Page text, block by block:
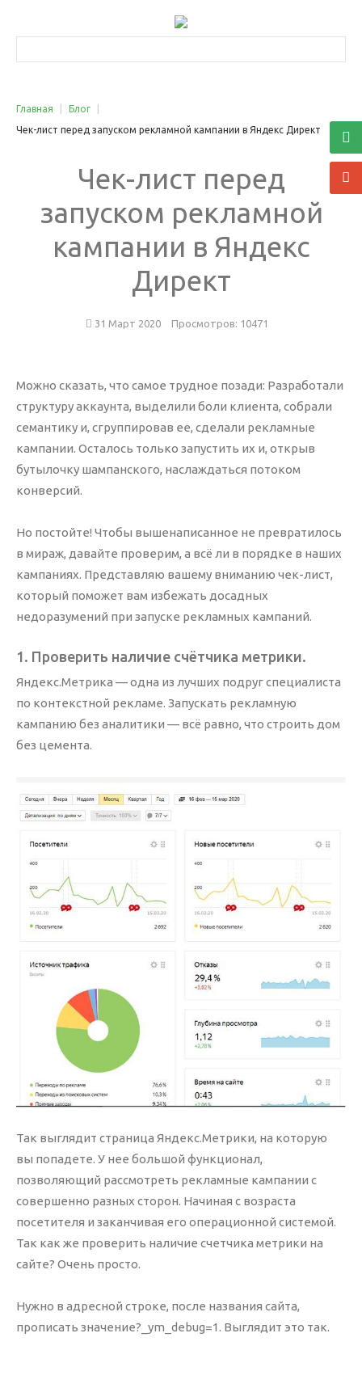
Трафик
Яндекс Директ
Google AdWords
Ретаргетинг (ремаркетинг)
Реклама в соцсетях
Яндекс Маркет
Аналитика
Веб-аналитика
Коллтрекинг
Аудит сайта
Сайты
Поддержка
On-line консультант
Callback-сервис
Резервное копирование
Акции
Аудит
Директ или Google AdWords проводится
БЕСПЛАТНО, если в дальнейшем вы
Главная Блог
Чек-лист перед запуском рекламной кампании в Яндекс Директ
Чек-лист перед
запуском рекламной
кампании в Яндекс
Директ
31 Март 2020 Просмотров: 10471
Можно сказать, что самое трудное позади: Разработали
структуру аккаунта, выделили боли клиента, собрали
семантику и, сгруппировав ее, сделали рекламные
кампании. Осталось только запустить их и, открыв
бутылочку шампанского, наслаждаться потоком
конверсий.
Но постойте! Чтобы вышенаписанное не превратилось
в мираж, давайте проверим, а всё ли в порядке в наших
кампаниях. Представляю вашему вниманию чек-лист,
который поможет вам избежать досадных
недоразумений при запуске рекламных кампаний.
1. Проверить наличие счётчика метрики.
Яндекс.Метрика — одна из лучших подруг специалиста
по контекстной рекламе. Запускать рекламную
кампанию без аналитики — всё равно, что строить дом
без цемента.
Так выглядит страница Яндекс.Метрики, на которую
вы попадете. У нее большой функционал,
позволяющий рассмотреть рекламные кампании с
совершенно разных сторон. Начиная с возраста
посетителя и заканчивая его операционной системой.
Так как же проверить наличие счетчика метрики на
сайте? Очень просто.
Нужно в адресной строке, после названия сайта,
прописать значение?_ym_debug=1. Выглядит это так.